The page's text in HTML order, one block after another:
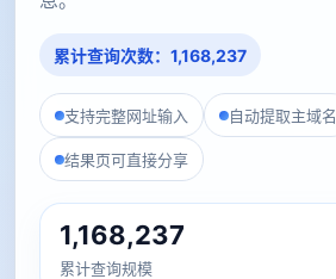
累计查询次数：1,168,237
支持完整网址输入 自动提取主域名
结果页可直接分享
1,168,237
累计查询规模